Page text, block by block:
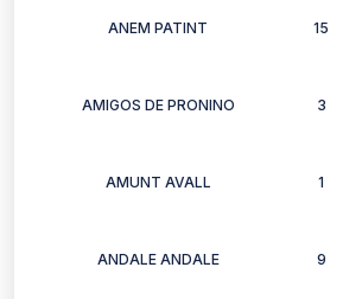
ANEM PATINT 15
AMIGOS DE PRONINO 3
AMUNT AVALL 1
ANDALE ANDALE 9